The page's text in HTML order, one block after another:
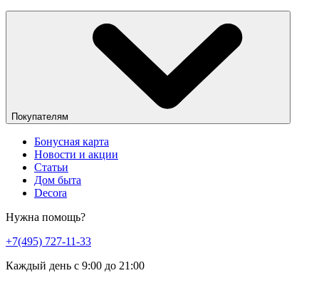
Покупателям
Бонусная карта
Новости и акции
Статьи
Дом быта
Decora
Нужна помощь?
+7(495) 727-11-33
Каждый день с 9:00 до 21:00